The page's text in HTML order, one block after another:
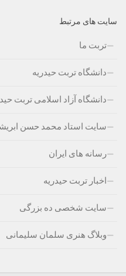
سایت های مرتبط
تربت ما
دانشگاه تربت حیدریه
دانشگاه آزاد اسلامی تربت
سایت استاد محمد حسن
رسانه های ایران
اخبار تربت حیدریه
سایت شخصی ده بزرگی
وبلاگ هنری سلمان سلیمانی